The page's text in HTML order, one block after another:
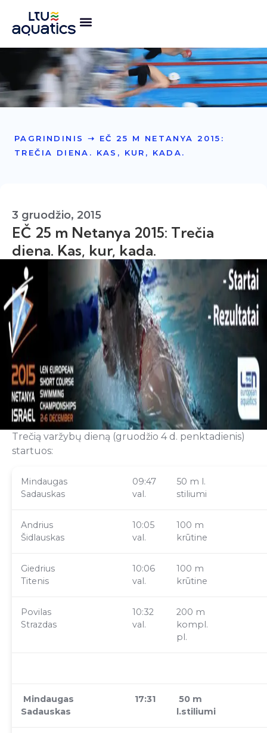
PAGRINDINIS ➝ EČ 25 M NETANYA 2015:
TREČIA DIENA. KAS, KUR, KADA.
3 gruodžio, 2015
EČ 25 m Netanya 2015: Trečia
diena. Kas, kur, kada.
Trečią varžybų dieną (gruodžio 4 d. penktadienis)
startuos:
Mindaugas
Sadauskas
09:47
val.
50 m l.
stiliumi
Andrius
Šidlauskas
10:05
val.
100 m
krūtine
Giedrius
Titenis
10:06
val.
100 m
krūtine
Povilas
Strazdas
10:32
val.
200 m
kompl.
pl.
Mindaugas
Sadauskas
17:31
50 m
l.stiliumi